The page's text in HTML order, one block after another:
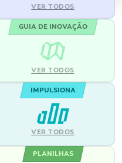
VER TODOS
GUIA DE INOVAÇÃO
VER TODOS
IMPULSIONA
VER TODOS
PLANILHAS